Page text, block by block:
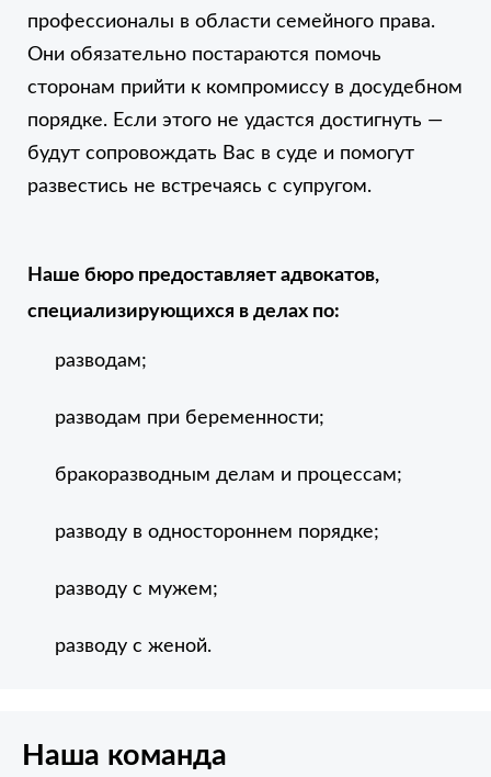
профессионалы в области семейного права.
Они обязательно постараются помочь
сторонам прийти к компромиссу в досудебном
порядке. Если этого не удастся достигнуть —
будут сопровождать Вас в суде и помогут
развестись не встречаясь с супругом.
Наше бюро предоставляет адвокатов,
специализирующихся в делах по:
разводам;
разводам при беременности;
бракоразводным делам и процессам;
разводу в одностороннем порядке;
разводу с мужем;
разводу с женой.
Наша команда